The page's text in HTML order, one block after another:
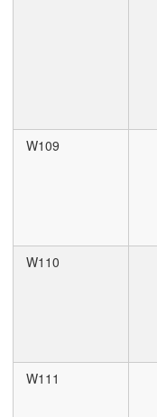
W109
W110
W111